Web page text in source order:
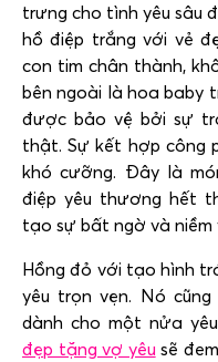
trưng cho tình yêu sâu
hồ điệp trắng với vẻ
con tim chân thành,
bên ngoài là hoa baby
được bảo vệ bởi sự
thật. Sự kết hợp công
khó cưỡng. Đây là
điệp yêu thương hết
tạo sự bất ngờ và niềm
Hồng đỏ với tạo hình
yêu trọn vẹn. Nó
dành cho một nửa
đẹp tặng vợ yêu sẽ